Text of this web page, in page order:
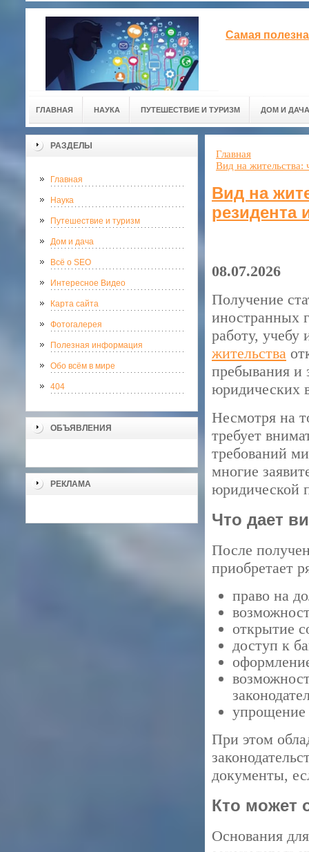
Самая
ГЛАВНАЯ НАУКА ПУТЕШЕСТВИЕ И ТУРИЗМ ДОМ И ДАЧА
РАЗДЕЛЫ
Главная
Наука
Путешествие и туризм
Дом и дача
Всё о SEO
Интересное Видео
Карта сайта
Фотогалерея
Полезная информация
Обо всём в мире
404
ОБЪЯВЛЕНИЯ
РЕКЛАМА
Главная
Вид на жительства:
Вид на
резидента
08.07.2026
Получение
иностранных
работу, учебу
жительства
пребывания и
юридических
Несмотря на
требует
требований
многие
юридической
Что дает
После
приобретает
право на
открытие
доступ к
упрощение
При этом
документы,
Кто может
Основания